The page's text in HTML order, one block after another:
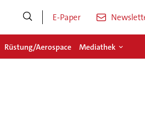
E-Paper
Rüstung/Aerospace Mediathek